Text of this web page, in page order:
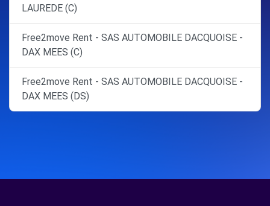
LAUREDE (C)
Free2move Rent - SAS AUTOMOBILE DACQUOISE -
DAX MEES (C)
Free2move Rent - SAS AUTOMOBILE DACQUOISE -
DAX MEES (DS)